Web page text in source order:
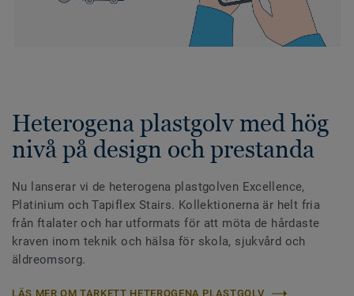
Heterogena plastgolv med hög
nivå på design och prestanda
Nu lanserar vi de heterogena plastgolven Excellence,
Platinium och Tapiflex Stairs. Kollektionerna är helt fria
från ftalater och har utformats för att möta de hårdaste
kraven inom teknik och hälsa för skola, sjukvård och
äldreomsorg.
LÄS MER OM TARKETT HETEROGENA PLASTGOLV